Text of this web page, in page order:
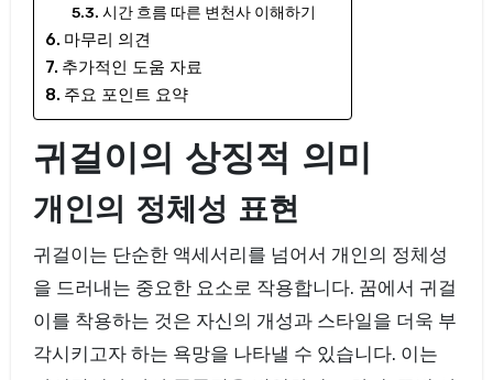
시간 흐름 따른 변천사 이해하기
마무리 의견
추가적인 도움 자료
주요 포인트 요약
귀걸이의 상징적 의미
개인의 정체성 표현
귀걸이는 단순한 액세서리를 넘어서 개인의 정체성
을 드러내는 중요한 요소로 작용합니다. 꿈에서 귀걸
이를 착용하는 것은 자신의 개성과 스타일을 더욱 부
각시키고자 하는 욕망을 나타낼 수 있습니다. 이는